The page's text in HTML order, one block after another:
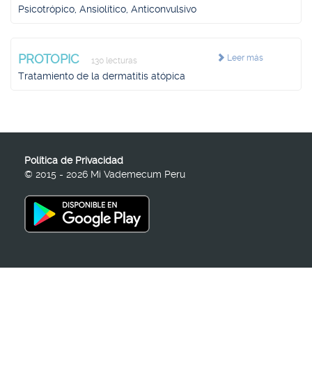
Psicotrópico, Ansiolítico, Anticonvulsivo
Leer más
PROTOPIC 130 lecturas
Tratamiento de la dermatitis atópica
Política de Privacidad
© 2015 - 2026 Mi Vademecum Peru